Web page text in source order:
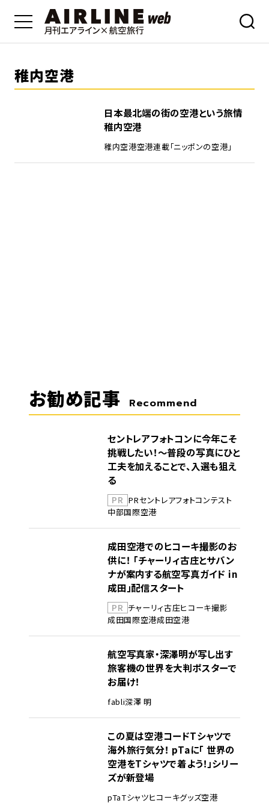
稚内空港
日本最北端の街の空港という旅情
稚内空港
稚内空港空港連載「ニッポンの空港」
お勧め記事 Recommend
セントレアフォトコンに今年こそ
挑戦したい！～普段の写真にひと
工夫を加えることで、入選も狙え
る
PR PRセントレアフォトコンテスト
中部国際空港
成田空港でのヒコーキ撮影のお
供に！ 「チャーリィ古庄とサバン
ナが案内する航空写真ガイド in
成田」配信スタート
PR チャーリィ古庄ヒコーキ撮影
成田国際空港成田空港
航空写真家・深澤明が写し出す
旅客機の世界を大判ポスターで
お届け！
fabli深澤 明
この夏は空港コードTシャツで
海外旅行気分！ pTaに「 世界の
空港をTシャツで着よう！」シリー
ズが新登場
pTaTシャツヒコーキグッズ空港